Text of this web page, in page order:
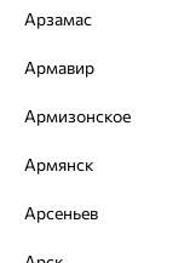
Магазины
Покупателям
О нас
ул. Зегеля, 27/2
Арзамас
Армавир
Армизонское
Армянск
Арсеньев